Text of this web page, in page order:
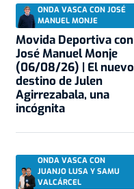
ONDA VASCA CON JOSÉ
MANUEL MONJE
Movida Deportiva con
José Manuel Monje
(06/08/26) | El nuevo
destino de Julen
Agirrezabala, una
incógnita
ONDA VASCA CON
JUANJO LUSA Y SAMU
VALCÁRCEL